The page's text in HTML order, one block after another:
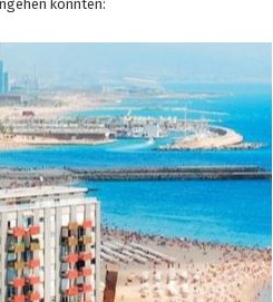
könnten: